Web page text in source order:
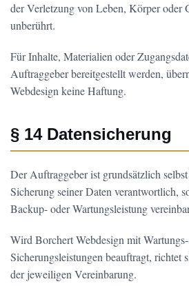
der Verletzung von Leben, Körper oder
unberührt.
Für Inhalte, Materialien oder
Auftraggeber bereitgestellt werden,
Webdesign keine Haftung.
§ 14 Datensicherung
Der Auftraggeber ist grundsätzlich
Sicherung seiner Daten verantwortlich,
Backup- oder Wartungsleistung
Wird Borchert Webdesign mit
Sicherungsleistungen beauftragt, richtet
der jeweiligen Vereinbarung.